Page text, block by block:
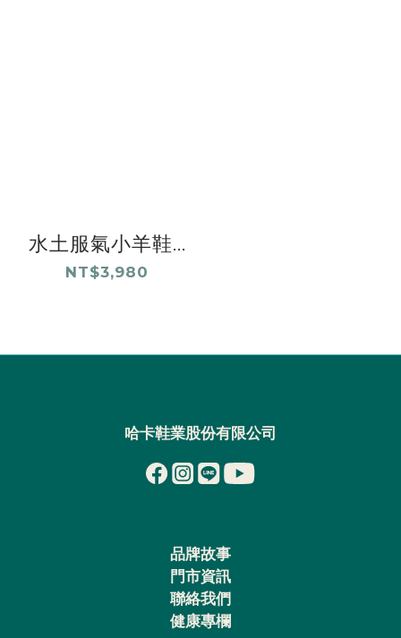
水土服氣小羊鞋...
NT$3,980
哈卡鞋業股份有限公司
品牌故事
門市資訊
聯絡我們
健康專欄